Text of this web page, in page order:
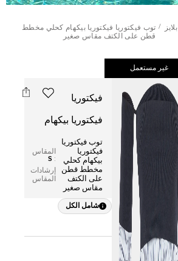
بلايز / توب فيكتوريا فيكتوريا بيكهام كحلي مخطط
قطن على الكتف مقاس صغير
غير مستعمل
فيكتوريا
فيكتوريا بيكهام
توب فيكتوريا
فيكتوريا
بيكهام كحلي
مخطط قطن
على الكتف
مقاس صغير
المقاس
:
S
إرشادات
المقاس
شامل الكل